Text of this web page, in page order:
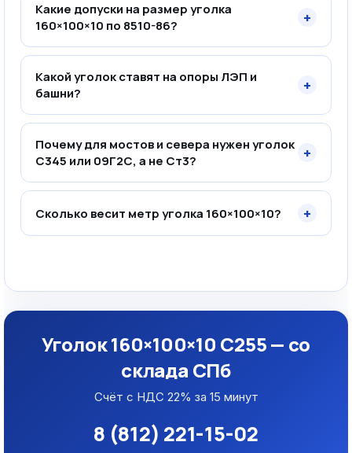
Какие допуски на размер уголка
160×100×10 по 8510-86?
+
Какой уголок ставят на опоры ЛЭП и
башни?
+
Почему для мостов и севера нужен уголок
С345 или 09Г2С, а не Ст3?
+
Сколько весит метр уголка 160×100×10? +
Уголок 160×100×10 С255 — со
склада СПб
Счёт с НДС 22% за 15 минут
8 (812) 221-15-02